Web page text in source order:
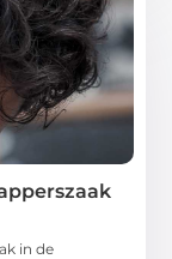
in de